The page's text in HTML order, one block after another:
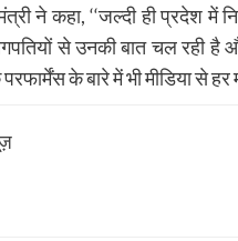
ने कहा, ‘‘जल्दी ही प्रदेश
से उनकी बात चल रही
के बारे में भी मीडिया से